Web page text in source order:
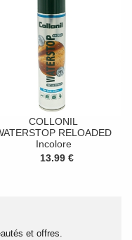
COLLONIL
RELOADED
Incolore
13.99 €
et offres.